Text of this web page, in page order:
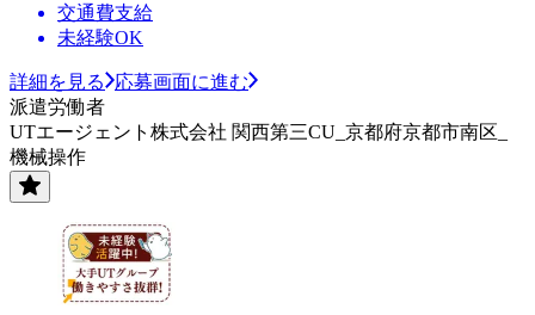
交通費支給
未経験OK
詳細を見る
応募画面に進む
派遣労働者
UTエージェント株式会社 関西第三CU_京都府京都市南区_
機械操作